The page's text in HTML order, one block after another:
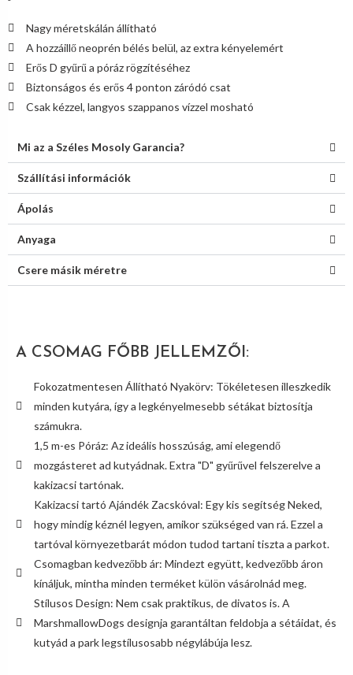
Nagy méretskálán állítható
A hozzáillő neoprén bélés belül, az extra kényelemért
Erős D gyűrű a póráz rögzítéséhez
Biztonságos és erős 4 ponton záródó csat
Csak kézzel, langyos szappanos vízzel mosható
Mi az a Széles Mosoly Garancia?
Szállítási információk
Ápolás
Anyaga
Csere másik méretre
A CSOMAG FŐBB JELLEMZŐI:
Fokozatmentesen Állítható Nyakörv: Tökéletesen illeszkedik
minden kutyára, így a legkényelmesebb sétákat biztosítja
számukra.
1,5 m-es Póráz: Az ideális hosszúság, ami elegendő
mozgásteret ad kutyádnak. Extra "D" gyűrűvel felszerelve a
kakizacsi tartónak.
Kakizacsi tartó Ajándék Zacskóval: Egy kis segítség Neked,
hogy mindig kéznél legyen, amikor szükséged van rá. Ezzel a
tartóval környezetbarát módon tudod tartani tiszta a parkot.
Csomagban kedvezőbb ár: Mindezt együtt, kedvezőbb áron
kínáljuk, mintha minden terméket külön vásárolnád meg.
Stílusos Design: Nem csak praktikus, de divatos is. A
MarshmallowDogs designja garantáltan feldobja a sétáidat, és
kutyád a park legstílusosabb négylábúja lesz.